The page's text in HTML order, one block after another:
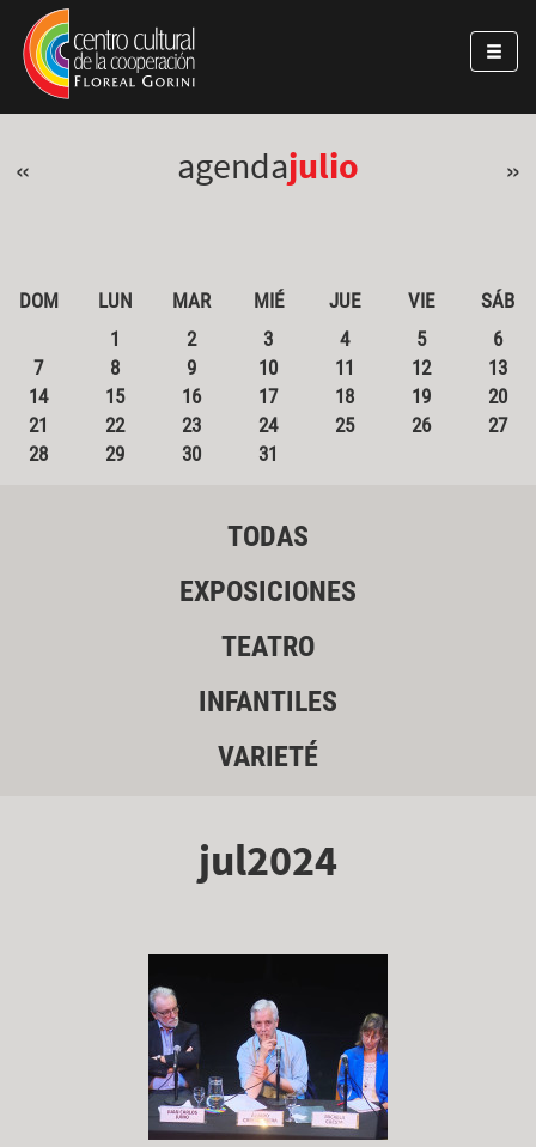
Pasar al contenido principal
Jump to main content
« agendajulio »
DOM LUN MAR MIÉ JUE VIE
SÁB
1
2 3 4 5
6
7
8 9 10 11 12
13
14
15 16 17 18 19
20
21
22 23 24 25 26
27
28
29 30 31
TODAS
EXPOSICIONES
TEATRO
INFANTILES
VARIETÉ
jul2024